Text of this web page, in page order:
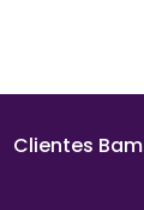
Clientes